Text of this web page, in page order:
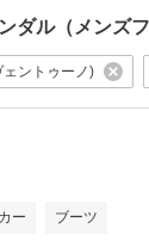
ダル（メンズ
ントゥーノ)
ー ブーツ